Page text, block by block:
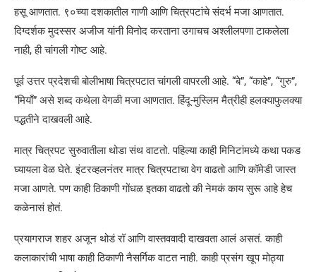
हसू आणतात. ९०च्या दशकातील गाणी आणि चित्रपटांचे संदर्भ मजा आणतात.
दिग्दर्शक मुदस्सर अजीज यांनी विनोद करताना उगाचच अश्लीलपणा टाकलेला
नाही, ही चांगली गोष्ट आहे.
पूर्व उत्तर प्रदेशची बोलीभाषा चित्रपटात चांगली वापरली आहे. “बे”, “काहे”, “गुरु”,
“मियाँ” असे शब्द कथेला वेगळी मजा आणतात. हिंदू-मुस्लिम मैत्रीही हलक्याफुलक्या
पद्धतीने दाखवली आहे.
मात्र चित्रपट सुरुवातीला थोडा संथ वाटतो. पहिल्या काही मिनिटांमध्ये कथा पकड
घ्यायला वेळ घेते. इंटरव्हलनंतर मात्र चित्रपटाचा वेग वाढतो आणि कॉमेडी जास्त
मजा आणते. पण काही ठिकाणी गोंधळ इतका वाढतो की नेमकं काय सुरू आहे हेच
कळेनासं होतं.
प्रयागराज शहर अजून थोडं रॉ आणि वास्तववादी दाखवता आलं असतं. काही
कलाकारांची भाषा काही ठिकाणी नैसर्गिक वाटत नाही. काही प्रसंग खूप मोठ्या